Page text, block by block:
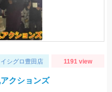
イシグロ豊田店 1191 view
クションズ